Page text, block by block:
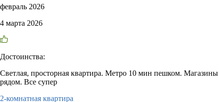
февраль 2026
4 марта 2026
Достоинства:
Светлая, просторная квартира. Метро 10 мин пешком. Магазины
рядом. Все супер
2-комнатная квартира